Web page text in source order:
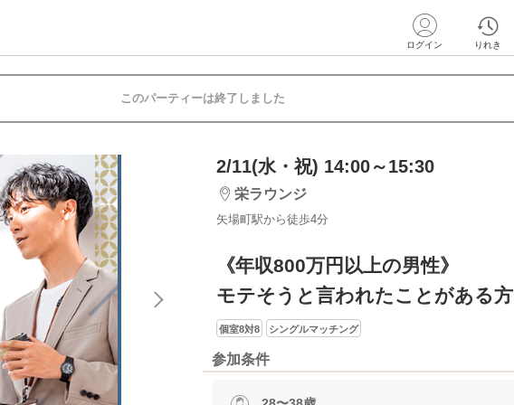
ログイン りれき
このパーティーは終了しました
2/11(水・祝) 14:00～15:30
栄ラウンジ
矢場町駅から徒歩4分
《年収800万円以上の男性》
モテそうと言われたことがある方
個室8対8 シングルマッチング
参加条件